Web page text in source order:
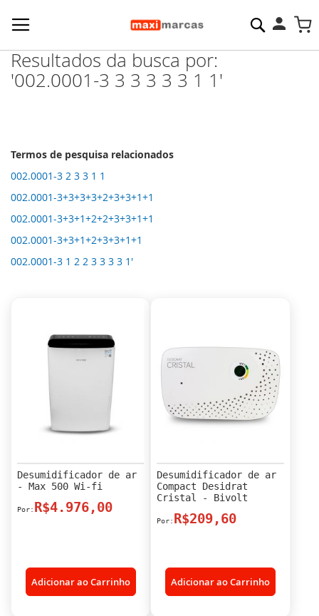
Pesquisa
Resultados da busca por:
'002.0001-3 3 3 3 3 3 1 1'
Termos de pesquisa relacionados
002.0001-3 2 3 3 1 1
002.0001-3+3+3+3+2+3+3+1+1
002.0001-3+3+1+2+2+3+3+1+1
002.0001-3+3+1+2+3+3+1+1
002.0001-3 1 2 2 3 3 3 3 1'
Desumidificador de ar
- Max 500 Wi-fi
R$4.976,00
Adicionar ao Carrinho
Desumidificador de ar
Compact Desidrat
Cristal - Bivolt
R$209,60
Adicionar ao Carrinho